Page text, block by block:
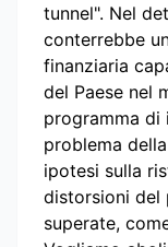
tunnel". Nel
conterrebbe
finanziaria
del Paese nel
programma di
problema
ipotesi sulla
distorsioni del
superate,